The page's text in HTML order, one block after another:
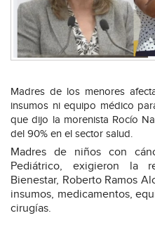
Madres de los menores
insumos ni equipo médico
que dijo la morenista Rocío
del 90% en el sector salud.
Madres de niños con
Pediátrico, exigieron la
Bienestar, Roberto Ramos
insumos, medicamentos,
cirugías.